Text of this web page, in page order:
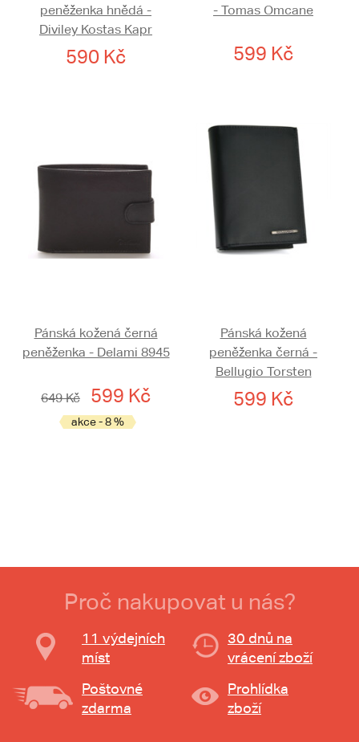
peněženka hnědá -
Diviley Kostas Kapr
590 Kč
- Tomas Omcane
599 Kč
Pánská kožená černá
peněženka - Delami 8945
649 Kč 599 Kč
akce - 8 %
Pánská kožená
peněženka černá -
Bellugio Torsten
599 Kč
Proč nakupovat u nás?
11 výdejních
míst
30 dnů na
vrácení zboží
Poštovné
zdarma
Prohlídka
zboží